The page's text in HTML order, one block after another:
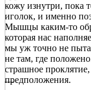
кожу изнутри, пока
иголок, и именно
Мышцы каким-то
которая нас
мы уж точно не
не там, где
страшное
предположения.
—